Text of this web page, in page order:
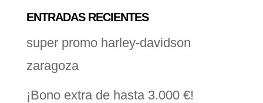
ENTRADAS RECIENTES
super promo harley-davidson
zaragoza
¡Bono extra de hasta 3.000 €!